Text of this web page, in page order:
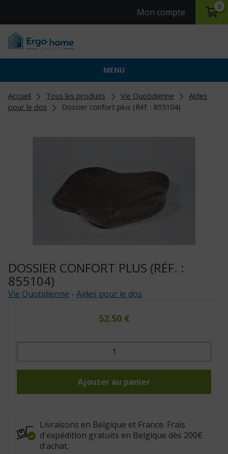
Mon compte
0
MENU
Accueil Tous les produits Vie Quotidienne
Aides
pour le dos
Dossier confort plus (Réf. : 855104)
DOSSIER CONFORT PLUS (RÉF. :
855104)
Vie Quotidienne - Aides pour le dos
52.50 €
quantité
Dossier
855104)
Ajouter au panier
Livraisons en Belgique et France. Frais
d'expédition gratuits en Belgique dès 200€
d'achat.